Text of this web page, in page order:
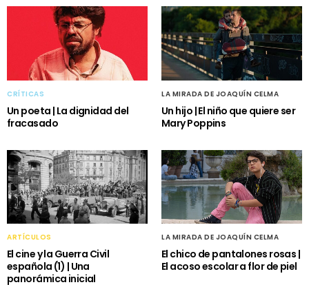
CRÍTICAS
Un poeta | La dignidad del
fracasado
LA MIRADA DE JOAQUÍN CELMA
Un hijo | El niño que quiere ser
Mary Poppins
ARTÍCULOS
El cine y la Guerra Civil
española (1) | Una
panorámica inicial
LA MIRADA DE JOAQUÍN CELMA
El chico de pantalones rosas |
El acoso escolar a flor de piel